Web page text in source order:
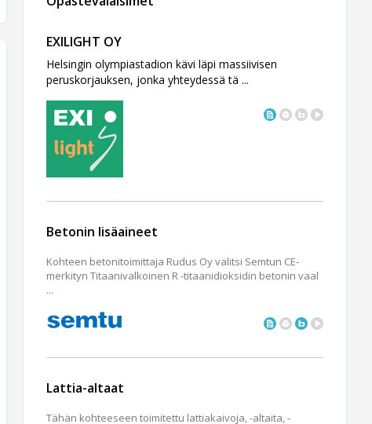
EXILIGHT OY
Helsingin olympiastadion kävi läpi massiivisen
peruskorjauksen, jonka yhteydessä tä ...
Betonin lisäaineet
Kohteen betonitoimittaja Rudus Oy valitsi Semtun CE-
merkityn Titaanivalkoinen R -titaanidioksidin betonin vaal
...
Lattia-altaat
Tähän kohteeseen toimitettu lattiakaivoja, -altaita, -